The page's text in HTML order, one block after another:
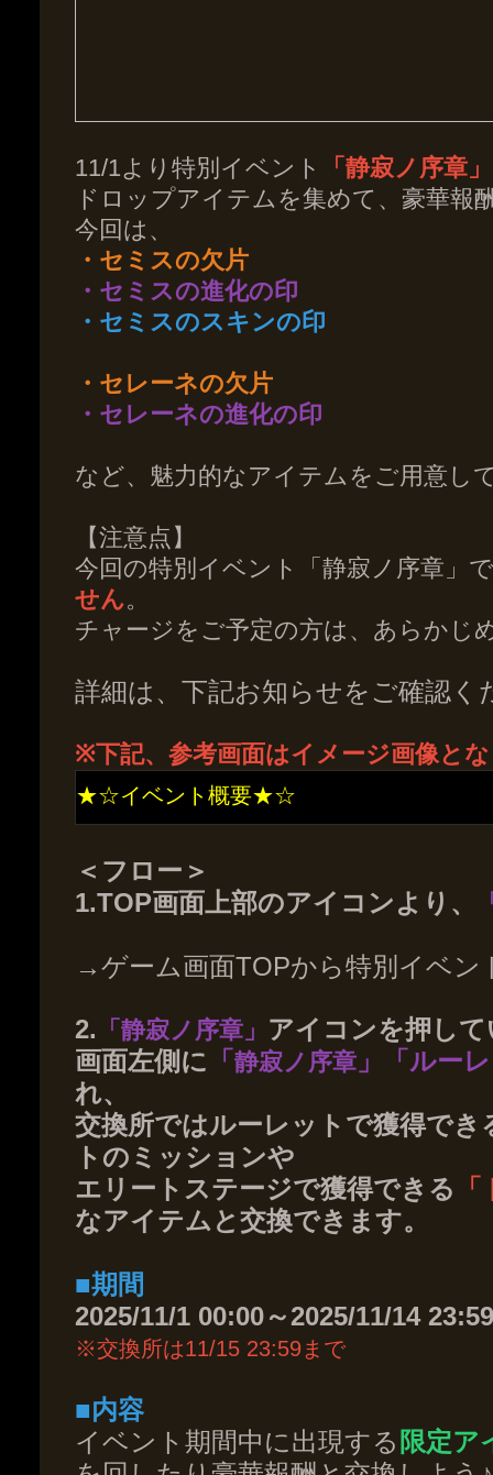
11/1より特別イベント 「静寂ノ序章」
ドロップアイテムを集めて、豪華報
今回は、
・セミスの欠片
・セミスの進化の印
・セミスのスキンの印
・セレーネの欠片
・セレーネの進化の印
など、魅力的なアイテムをご用意し
【注意点】
今回の特別イベント「静寂ノ序章」
せん。
チャージをご予定の方は、あらかじ
詳細は、下記お知らせをご確認く
※下記、参考画面はイメージ画像と
★☆イベント概要★☆
＜フロー＞
1.TOP画面上部のアイコンより、
→ゲーム画面TOPから特別イベン
2. 「静寂ノ序章」 アイコンを押し
画面左側に 「 静寂ノ序章 」「ルー
れ、
交換所ではルーレットで獲得で
トのミッションや
エリートステージで獲得できる
なアイテムと交換できます。
■期間
2025/11/1 00:00～2025/11/14 23:59
※交換所は11/15 23:59まで
■内容
イベント期間中に出現する 限定ア